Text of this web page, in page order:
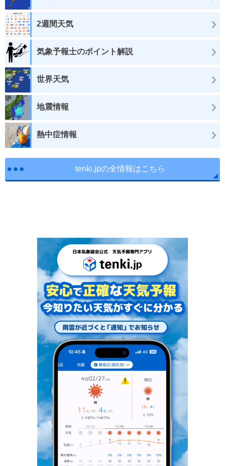
2週間天気
気象予報士のポイント解説
世界天気
地震情報
熱中症情報
tenki.jpの全情報はこちら